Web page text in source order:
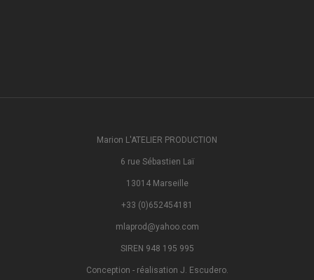
Marion L'ATELIER PRODUCTION
6 rue Sébastien Laï
13014 Marseille
+33 (0)652454181
mlaprod@yahoo.com
SIREN 948 195 995
Conception - réalisation J. Escudero.